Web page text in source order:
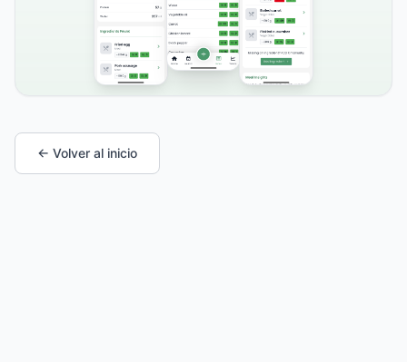
← Volver al inicio